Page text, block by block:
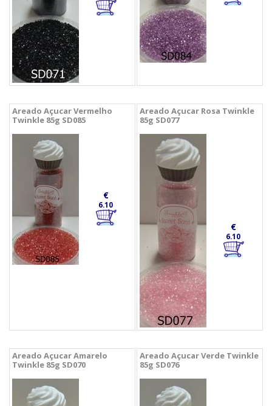
Areado Açucar Vermelho
Twinkle 85g SD085
€
6.10
Areado Açucar Rosa Twinkle
85g SD077
€
6.10
Areado Açucar Amarelo
Twinkle 85g SD070
Areado Açucar Verde Twinkle
85g SD076